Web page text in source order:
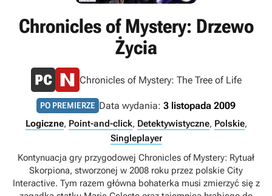
Chronicles of Mystery: Drzewo
Życia
Chronicles of Mystery: The Tree of Life
PO PREMIERZE Data wydania: 3 listopada 2009
Logiczne, Point-and-click, Detektywistyczne, Polskie,
Singleplayer
Kontynuacja gry przygodowej Chronicles of Mystery: Rytuał
Skorpiona, stworzonej w 2008 roku przez polskie City
Interactive. Tym razem główna bohaterka musi zmierzyć się z